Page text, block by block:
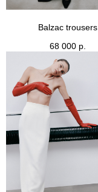
Balzac trousers
68 000 р.